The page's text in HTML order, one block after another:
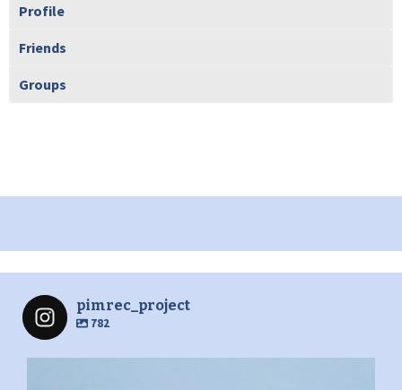
Profile
Friends
Groups
pimrec_project
782